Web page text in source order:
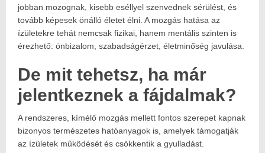
jobban mozognak, kisebb eséllyel szenvednek sérülést, és
tovább képesek önálló életet élni. A mozgás hatása az
ízületekre tehát nemcsak fizikai, hanem mentális szinten is
érezhető: önbizalom, szabadságérzet, életminőség javulása.
De mit tehetsz, ha már
jelentkeznek a fájdalmak?
A rendszeres, kímélő mozgás mellett fontos szerepet kapnak
bizonyos természetes hatóanyagok is, amelyek támogatják
az ízületek működését és csökkentik a gyulladást.